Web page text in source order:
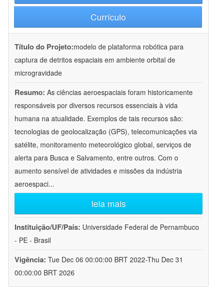
Currículo
Título do Projeto:modelo de plataforma robótica para
captura de detritos espaciais em ambiente orbital de
microgravidade
Resumo: As ciências aeroespaciais foram historicamente
responsáveis por diversos recursos essenciais à vida
humana na atualidade. Exemplos de tais recursos são:
tecnologias de geolocalização (GPS), telecomunicações via
satélite, monitoramento meteorológico global, serviços de
alerta para Busca e Salvamento, entre outros. Com o
aumento sensível de atividades e missões da indústria
aeroespaci...
leia mais
Instituição/UF/País: Universidade Federal de Pernambuco
- PE - Brasil
Vigência: Tue Dec 06 00:00:00 BRT 2022-Thu Dec 31
00:00:00 BRT 2026